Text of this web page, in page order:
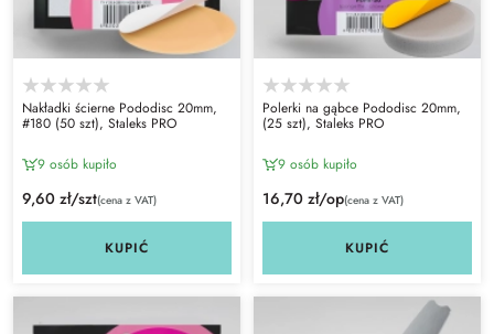
Nakładki ścierne Pododisc 20mm,
#180 (50 szt), Staleks PRO
9 osób kupiło
9,60 zł/szt(cena z VAT)
KUPIĆ
Polerki na gąbce Pododisc 20mm,
(25 szt), Staleks PRO
9 osób kupiło
16,70 zł/op(cena z VAT)
KUPIĆ